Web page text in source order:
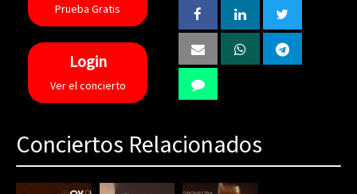
Prueba Gratis
Login
Ver el concierto
Conciertos Relacionados